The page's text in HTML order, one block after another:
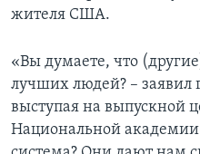
жителя США.
«Вы думаете, что
лучших людей? – заявил
выступая на выпускной
Национальной академии